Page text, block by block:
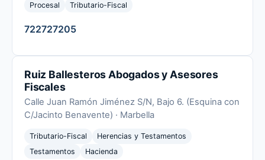
Procesal
Tributario-Fiscal
722727205
Ruiz Ballesteros Abogados y Asesores
Fiscales
Calle Juan Ramón Jiménez S/N, Bajo 6. (Esquina con
C/Jacinto Benavente) · Marbella
Tributario-Fiscal
Herencias y Testamentos
Testamentos
Hacienda